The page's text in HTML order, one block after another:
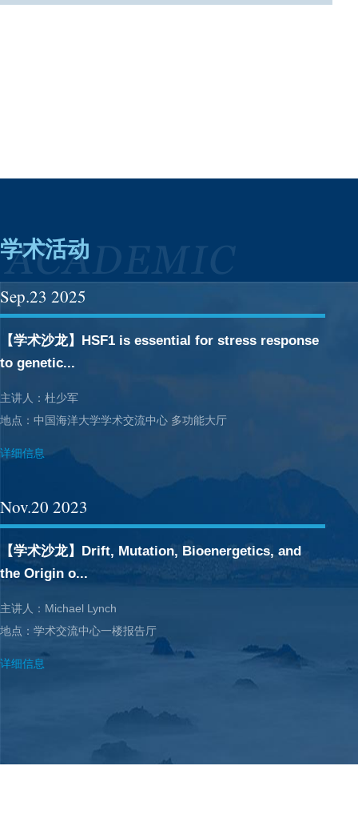
学术活动
Sep.23 2025
【学术沙龙】HSF1 is essential for stress response
to genetic...
主讲人：杜少军
地点：中国海洋大学学术交流中心 多功能大厅
详细信息
Nov.20 2023
【学术沙龙】Drift, Mutation, Bioenergetics, and
the Origin o...
主讲人：Michael Lynch
地点：学术交流中心一楼报告厅
详细信息